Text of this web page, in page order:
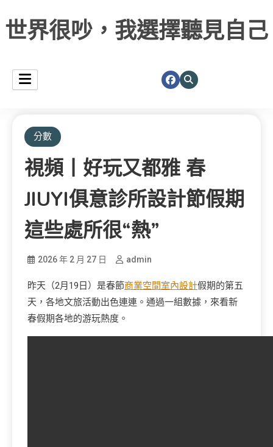
世界很吵，我選擇聽見自己
分數
視頻丨好玩又都雅 春
JIUYI俱意診所設計節假期
這些處所很“熱”
2026 年 2 月 27 日 admin
昨天（2月19日）是春節商業空間室內設計假期的第五
天，各地文旅活動出色連連。通過一組數據，來看新
春假期各地的游玩熱度。